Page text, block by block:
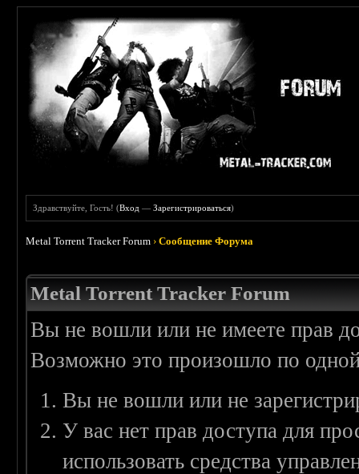
Здравствуйте, Гость! (Вход —Зарегистрироваться)
Metal Torrent Tracker Forum ›Сообщение Форума
Metal Torrent Tracker Forum
Вы не вошли или не имеете прав
Возможно это произошло по
Вы не вошли или не
У вас нет прав доступа для
использовать средства